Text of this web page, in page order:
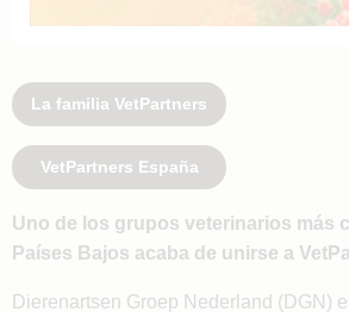
La familia VetPartners
VetPartners España
Uno de los grupos veterinarios más
Países Bajos acaba de unirse a
Dierenartsen Groep Nederland (DGN)